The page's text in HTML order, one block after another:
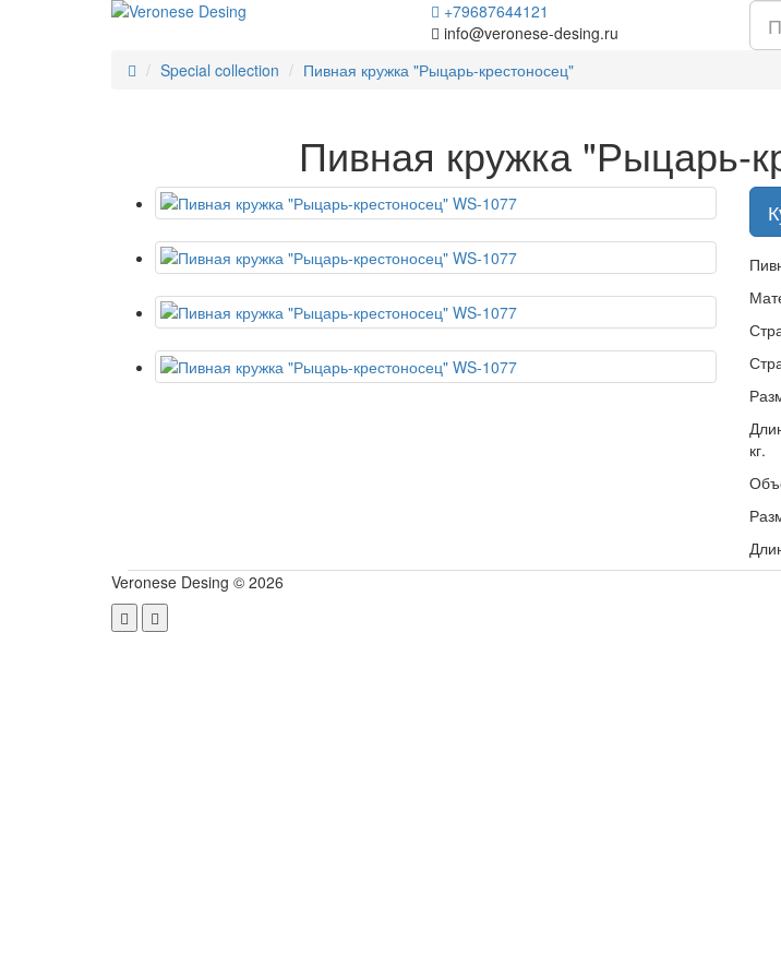
+79687644121
info@veronese-desing.ru
Special collection
Пивная кружка "Рыцарь-крестоносец"
Пивная кружка "Рыцарь-
кг.
Veronese Desing © 2026